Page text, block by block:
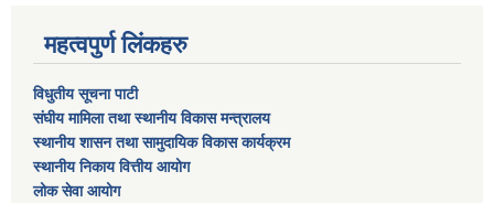
महत्वपुर्ण लिंकहरु
विधुतीय सूचना पाटी
संघीय मामिला तथा स्थानीय विकास मन्त्रालय
स्थानीय शासन तथा सामुदायिक विकास कार्यक्रम
स्थानीय निकाय वित्तीय आयोग
लोक सेवा आयोग